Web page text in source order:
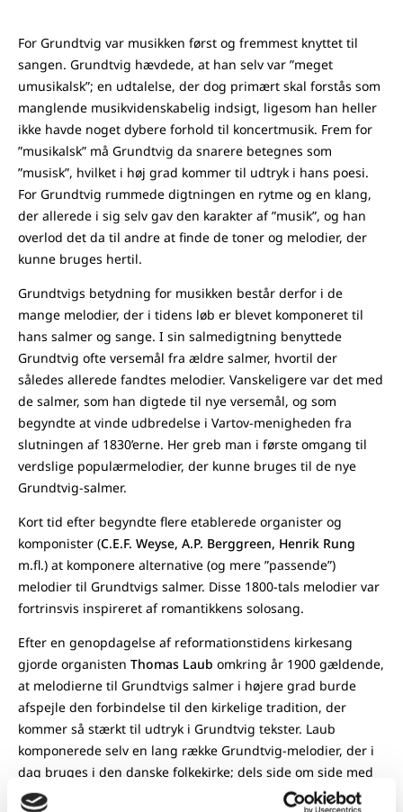
For Grundtvig var musikken først og fremmest knyttet til
sangen. Grundtvig hævdede, at han selv var ”meget
umusikalsk”; en udtalelse, der dog primært skal forstås som
manglende musikvidenskabelig indsigt, ligesom han heller
ikke havde noget dybere forhold til koncertmusik. Frem for
”musikalsk” må Grundtvig da snarere betegnes som
”musisk”, hvilket i høj grad kommer til udtryk i hans poesi.
For Grundtvig rummede digtningen en rytme og en klang,
der allerede i sig selv gav den karakter af ”musik”, og han
overlod det da til andre at finde de toner og melodier, der
kunne bruges hertil.
Grundtvigs betydning for musikken består derfor i de
mange melodier, der i tidens løb er blevet komponeret til
hans salmer og sange. I sin salmedigtning benyttede
Grundtvig ofte versemål fra ældre salmer, hvortil der
således allerede fandtes melodier. Vanskeligere var det med
de salmer, som han digtede til nye versemål, og som
begyndte at vinde udbredelse i Vartov-menigheden fra
slutningen af 1830’erne. Her greb man i første omgang til
verdslige populærmelodier, der kunne bruges til de nye
Grundtvig-salmer.
Kort tid efter begyndte flere etablerede organister og
komponister (C.E.F. Weyse, A.P. Berggreen, Henrik Rung
m.fl.) at komponere alternative (og mere ”passende”)
melodier til Grundtvigs salmer. Disse 1800-tals melodier var
fortrinsvis inspireret af romantikkens solosang.
Efter en genopdagelse af reformationstidens kirkesang
gjorde organisten Thomas Laub omkring år 1900 gældende,
at melodierne til Grundtvigs salmer i højere grad burde
afspejle den forbindelse til den kirkelige tradition, der
kommer så stærkt til udtryk i Grundtvig tekster. Laub
komponerede selv en lang række Grundtvig-melodier, der i
dag bruges i den danske folkekirke; dels side om side med
og dels i konkurrence med de romantiske Grundtvig-